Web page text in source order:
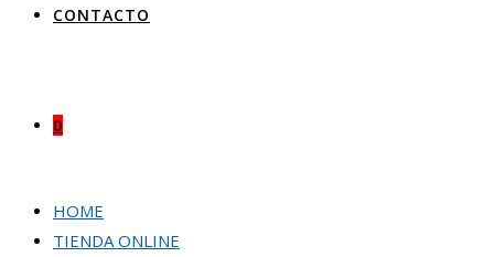
CONTACTO
0
HOME
TIENDA ONLINE